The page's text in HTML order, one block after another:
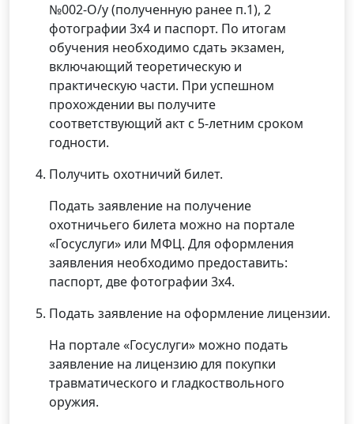
№002-О/у (полученную ранее п.1), 2
фотографии 3х4 и паспорт. По итогам
обучения необходимо сдать экзамен,
включающий теоретическую и
практическую части. При успешном
прохождении вы получите
соответствующий акт с 5-летним сроком
годности.
Получить охотничий билет.
Подать заявление на получение
охотничьего билета можно на портале
«Госуслуги» или МФЦ. Для оформления
заявления необходимо предоставить:
паспорт, две фотографии 3х4.
Подать заявление на оформление лицензии.
На портале «Госуслуги» можно подать
заявление на лицензию для покупки
травматического и гладкоствольного
оружия.